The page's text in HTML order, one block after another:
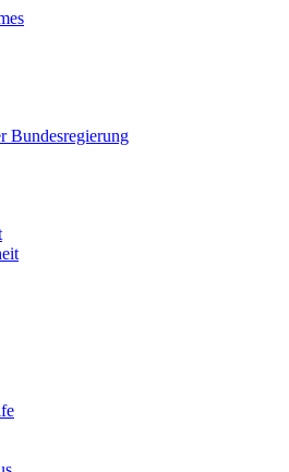
Bundesregierung